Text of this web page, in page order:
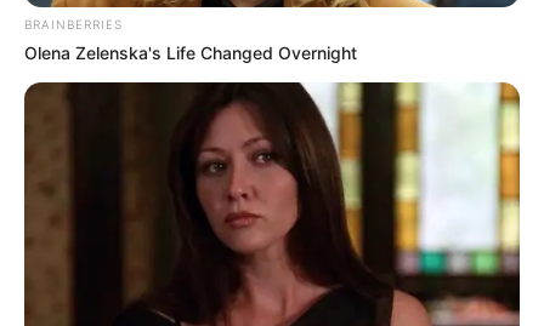
Molagavita,para el periodo 2024-2027, al considerar que
electoral no fueron determinantes en el resultado final de
los comicios.
La decisión se tomó tras resolver los recursos de
apelación presentados por los ciudadanos Roberto Ardila
Cañas y Nelson Alfredo Jaimes Camacho, quienes
impugnaron el fallo del Tribunal Administrativo de
Santander que había negado la nulidad de la elección.
Los demandantes alegaban que al menos 67
ciudadanos votaron sin residir realmente en el
BRAINBERRIES
Olena Zelenska's Life Changed Overnight